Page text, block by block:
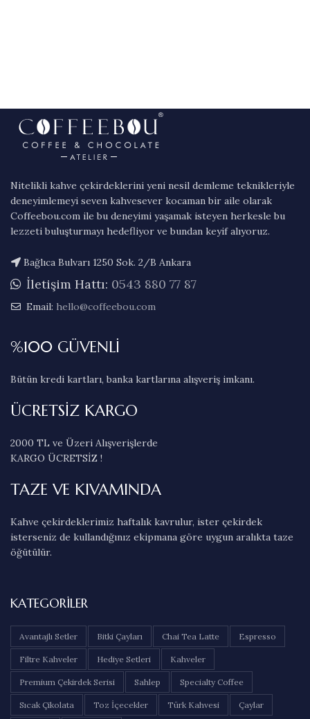
Nitelikli kahve çekirdeklerini yeni nesil demleme teknikleriyle
deneyimlemeyi seven kahvesever kocaman bir aile olarak
Coffeebou.com ile bu deneyimi yaşamak isteyen herkesle bu
lezzeti buluşturmayı hedefliyor ve bundan keyif alıyoruz.
Bağlıca Bulvarı 1250 Sok. 2/B Ankara
İletişim Hattı: 0543 880 77 87
Email: hello@coffeebou.com
%100 GÜVENLİ
Bütün kredi kartları, banka kartlarına alışveriş imkanı.
ÜCRETSİZ KARGO
2000 TL ve Üzeri Alışverişlerde
KARGO ÜCRETSİZ !
TAZE VE KIVAMINDA
Kahve çekirdeklerimiz haftalık kavrulur, ister çekirdek
isterseniz de kullandığınız ekipmana göre uygun aralıkta taze
öğütülür.
KATEGORILER
Avantajlı Setler Bitki Çayları Chai Tea Latte Espresso
Filtre Kahveler Hediye Setleri Kahveler
Premium Çekirdek Serisi Sahlep Specialty Coffee
Sıcak Çikolata Toz İçecekler Türk Kahvesi Çaylar